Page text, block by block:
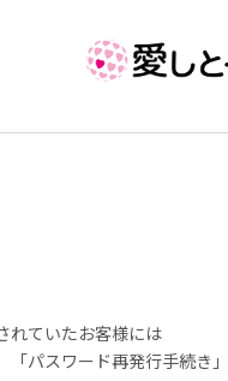
れていたお客様には
「パスワード再発行手続き